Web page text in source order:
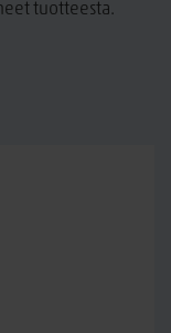
tuotteesta.